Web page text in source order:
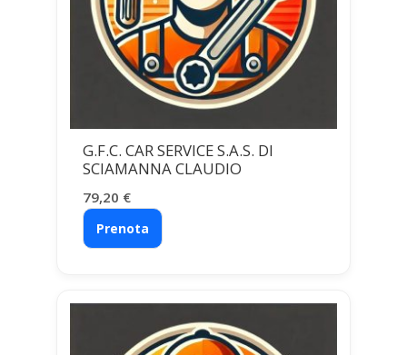
G.F.C. CAR SERVICE S.A.S. DI
SCIAMANNA CLAUDIO
79,20 €
Prenota